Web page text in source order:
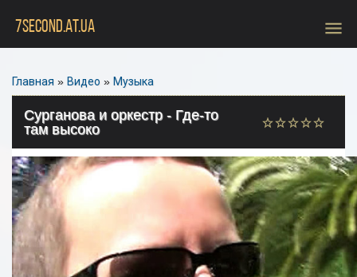
7SECOND.AT.UA menu
Главная » Видео » Музыка
Сурганова и оркестр - Где-то
там высоко